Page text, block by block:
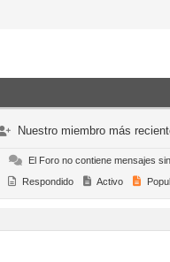
Nuestro miembro más
El Foro no contiene mensajes
Respondido Activo